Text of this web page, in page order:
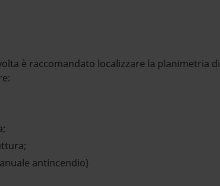
è raccomandato localizzare la planimetria di
antincendio)